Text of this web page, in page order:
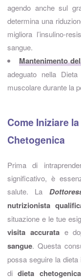
agendo anche sul
determina una
migliora l’insulino-
sangue.
Mantenimento
adeguato nella
muscolare durante la
Come Iniziare
Chetogenica
Prima di
significativo, è
salute. La
nutrizionista
situazione e le tue
visita accuratae
sangue. Questa
possa seguire la
didieta chetogenica